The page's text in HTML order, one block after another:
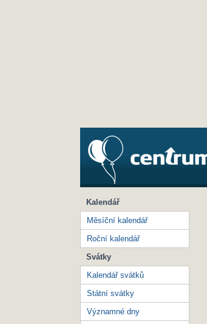
Kalendář
Měsíční kalendář
Roční kalendář
Svátky
Kalendář svátků
Státní svátky
Významné dny